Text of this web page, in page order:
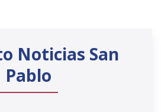
Noticias San
Pablo